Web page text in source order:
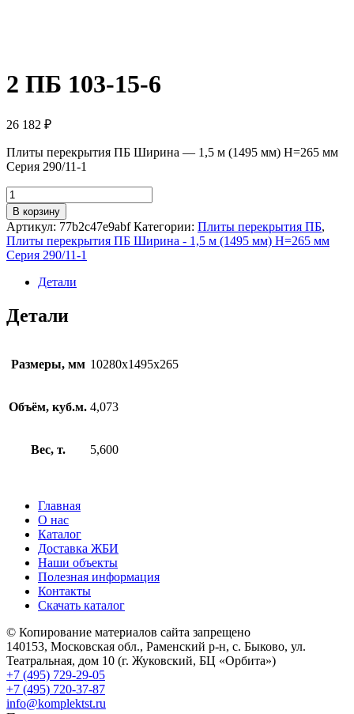
2 ПБ 103-15-6
26 182 ₽
Плиты перекрытия ПБ Ширина — 1,5 м (1495 мм) H=265 мм
Серия 290/11-1
Количество
товара
2
ПБ
103-
15-
В корзину
Артикул: 77b2c47e9abf Категории: Плиты перекрытия ПБ,
Плиты перекрытия ПБ Ширина - 1,5 м (1495 мм) H=265 мм
Серия 290/11-1
Детали
Детали
Размеры, мм 10280х1495х265
Объём, куб.м. 4,073
Вес, т. 5,600
Главная
О нас
Каталог
Доставка ЖБИ
Наши объекты
Полезная информация
Контакты
Скачать каталог
© Копирование материалов сайта запрещено
140153, Московская обл., Раменский р-н, с. Быково, ул.
Театральная, дом 10 (г. Жуковский, БЦ «Орбита»)
+7 (495) 729-29-05
+7 (495) 720-37-87
info@komplektst.ru